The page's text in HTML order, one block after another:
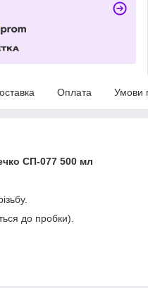
Оплата Умови
СП-077 500 мл
до пробки).